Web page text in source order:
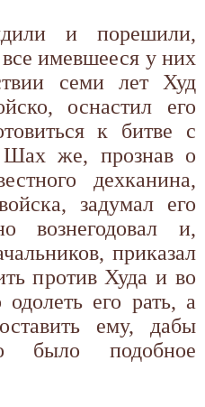
и порешили,
имевшееся у них
семи лет Худ
оснастил его
к битве с
же, прознав о
дехканина,
задумал его
вознегодовал и,
приказал
против Худа и во
его рать, а
ему, дабы
было подобное